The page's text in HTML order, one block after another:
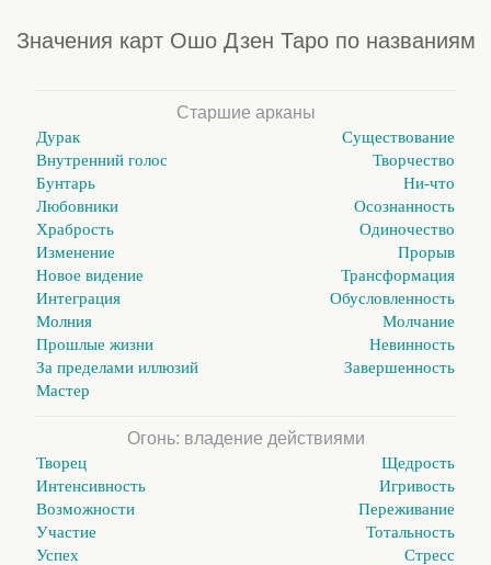
Значения карт Ошо Дзен Таро по названиям
Старшие арканы
Дурак
Существование
Внутренний голос
Творчество
Бунтарь
Ни-что
Любовники
Осознанность
Храбрость
Одиночество
Изменение
Прорыв
Новое видение
Трансформация
Интеграция
Обусловленность
Молния
Молчание
Прошлые жизни
Невинность
За пределами иллюзий
Завершенность
Мастер
Огонь: владение действиями
Творец
Щедрость
Интенсивность
Игривость
Возможности
Переживание
Участие
Тотальность
Успех
Стресс